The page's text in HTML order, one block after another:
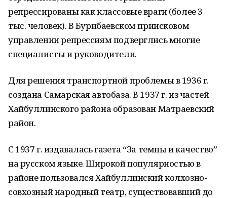
репрессированы как классовые враги (более 3
тыс. человек). В Бурибаевском приисковом
управлении репрессиям подверглись многие
специалисты и руководители.
Для решения транспортной проблемы в 1936 г.
создана Самарская автобаза. В 1937 г. из частей
Хайбуллинского района образован Матраевский
район.
С 1937 г. издавалась газета “За темпы и качество”
нa русском языке. Широкой популярностью в
районе пользовался Хайбуллинский колхозно-
совхозный народный театр, существовавший до